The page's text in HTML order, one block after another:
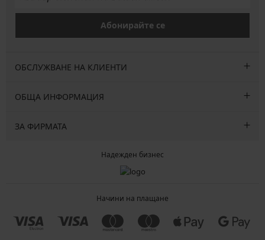
Абонирайте се
ОБСЛУЖВАНЕ НА КЛИЕНТИ
ОБЩА ИНФОРМАЦИЯ
ЗА ФИРМАТА
Надежден бизнес
Начини на плащане